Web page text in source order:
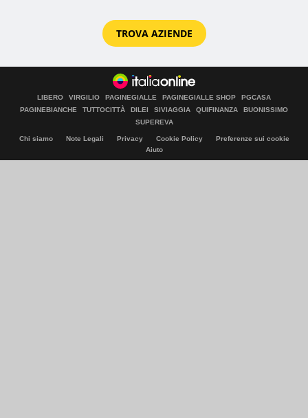
TROVA AZIENDE
LIBERO VIRGILIO PAGINEGIALLE PAGINEGIALLE SHOP
PGCASA
PAGINEBIANCHE
TUTTOCITTÀ DILEI SIVIAGGIA QUIFINANZA
BUONISSIMO
SUPEREVA
Chi siamo Note Legali Privacy Cookie Policy
Preferenze sui cookie
Aiuto